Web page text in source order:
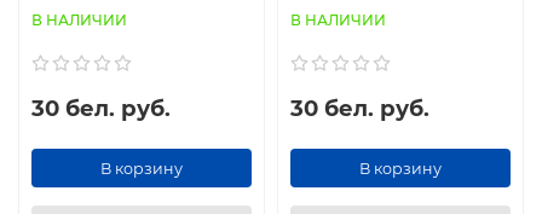
В НАЛИЧИИ
30 бел. руб.
В корзину
В НАЛИЧИИ
30 бел. руб.
В корзину